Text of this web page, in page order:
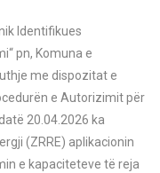
Identifikues
pn, Komuna e
me dispozitat e
e Autorizimit për
20.04.2026 ka
(ZRRE) aplikacionin
e kapaciteteve të reja